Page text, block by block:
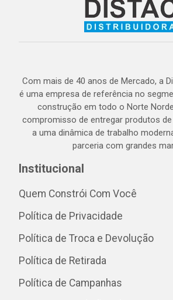
Com mais de 40 anos de Mercado, a
é uma empresa de referência no
construção em todo o Norte
compromisso de entregar produtos de
a uma dinâmica de trabalho
parceria com grandes
Institucional
Quem Constrói Com Você
Política de Privacidade
Política de Troca e Devolução
Política de Retirada
Política de Campanhas